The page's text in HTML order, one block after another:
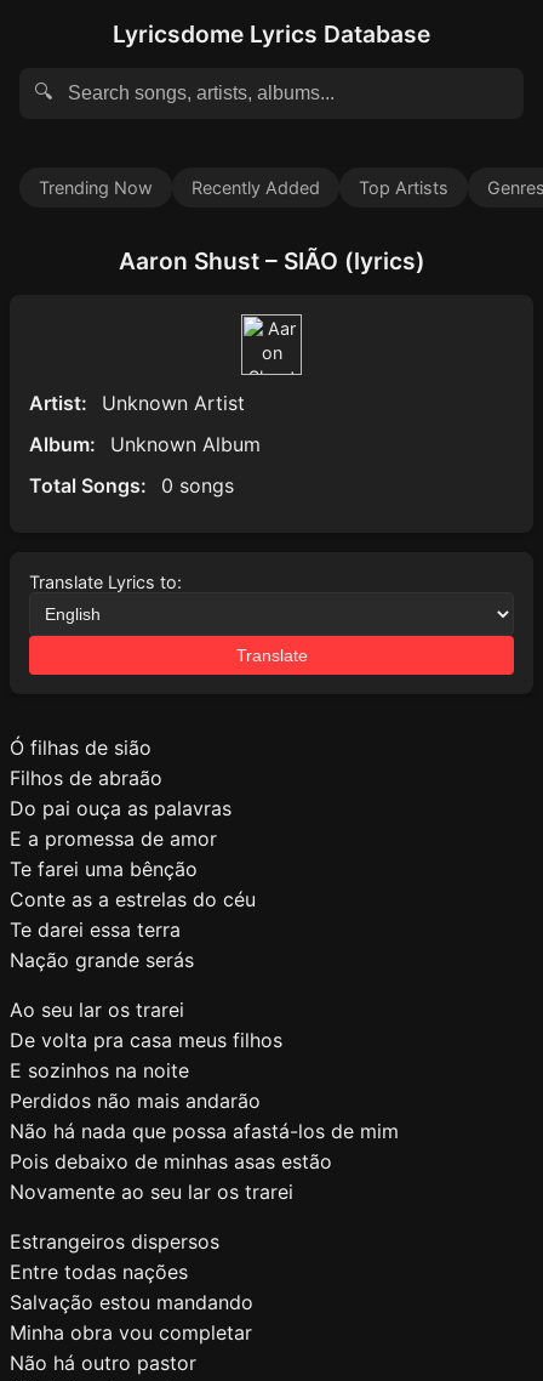
Lyricsdome Lyrics Database
🔍
Trending Now Recently Added Top Artists
Aaron Shust – SIÃO (lyrics)
Artist:
Unknown Artist
Album:
Unknown Album
Total Songs:
0 songs
Translate Lyrics to:
Translate
Ó filhas de sião
Filhos de abraão
Do pai ouça as palavras
E a promessa de amor
Te farei uma bênção
Conte as a estrelas do céu
Te darei essa terra
Nação grande serás
Ao seu lar os trarei
De volta pra casa meus filhos
E sozinhos na noite
Perdidos não mais andarão
Não há nada que possa afastá-los de mim
Pois debaixo de minhas asas estão
Novamente ao seu lar os trarei
Estrangeiros dispersos
Entre todas nações
Salvação estou mandando
Minha obra vou completar
Não há outro pastor